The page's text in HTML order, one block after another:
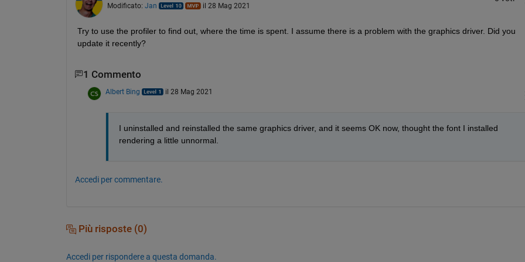
Modificato: Jan il 28 Mag 2021
Try to use the profiler to find out, where the time is spent. I assume there is a problem with the graphics driver. Did you
update it recently?
1 Commento
Albert Bing il 28 Mag 2021
I uninstalled and reinstalled the same graphics driver, and it seems OK now, thought the font I installed
rendering a little unnormal.
Accedi per commentare.
Più risposte (0)
Accedi per rispondere a questa domanda.